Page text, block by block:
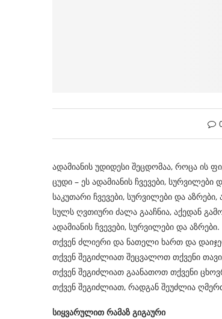
ადამიანის უდიდესი შეცდომაა, როცა ის
ცუდი – ეს ადამიანის ჩვევები,
საკუთარი ჩვევები, სურვილები და აზრები,
სულს ღვთიური ძალა გააჩნია, აქედან
ადამიანის ჩვევები, სურვილები და აზრები.
თქვენ ძლიერი და ნათელი ხართ და
თქვენ შეგიძლიათ შეცვალოთ თქვენი
თქვენ შეგიძლიათ გაანათოთ თქვენი
თქვენ შეგიძლიათ, რადგან შეუძლია
სიყვარულით რამაზ გიგაური